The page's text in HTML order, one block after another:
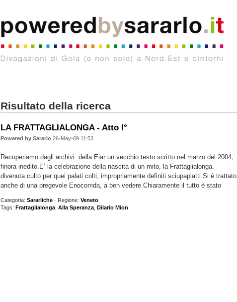
Risultato della ricerca
LA FRATTAGLIALONGA - Atto I°
Powered by Sararlo26-May-09 11:53
Recuperiamo dagli archivi della Eiar un vecchio testo scritto nel marzo del 2004,
finora inedito.E’ la celebrazione della nascita di un mito, la Frattaglialonga,
divenuta culto per quei palati colti, impropriamente definiti sciupapiatti.Si è trattato
anche di una pregevole Enocorrida, a ben vedere.Chiaramente il tutto è stato
Categoria: Sararliche· Regione: Veneto
Tags: Frattaglialonga, Alla Speranza, Dilario Mion